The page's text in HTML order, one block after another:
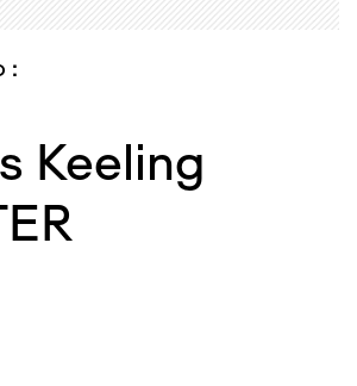
:
Keeling